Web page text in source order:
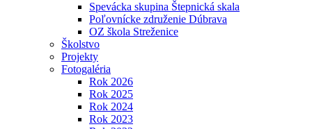
Spevácka skupina Štepnická skala
Poľovnícke združenie Dúbrava
OZ škola Streženice
Školstvo
Projekty
Fotogaléria
Rok 2026
Rok 2025
Rok 2024
Rok 2023